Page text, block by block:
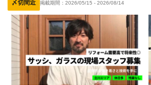
年末年始休暇 車・バイク通勤OK
〆切間近 掲載期間： 2026/05/15 - 2026/08/14